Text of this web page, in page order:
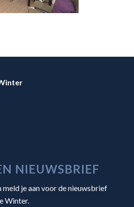
NIEUWSBRIEF
je aan voor de nieuwsbrief
Winter.